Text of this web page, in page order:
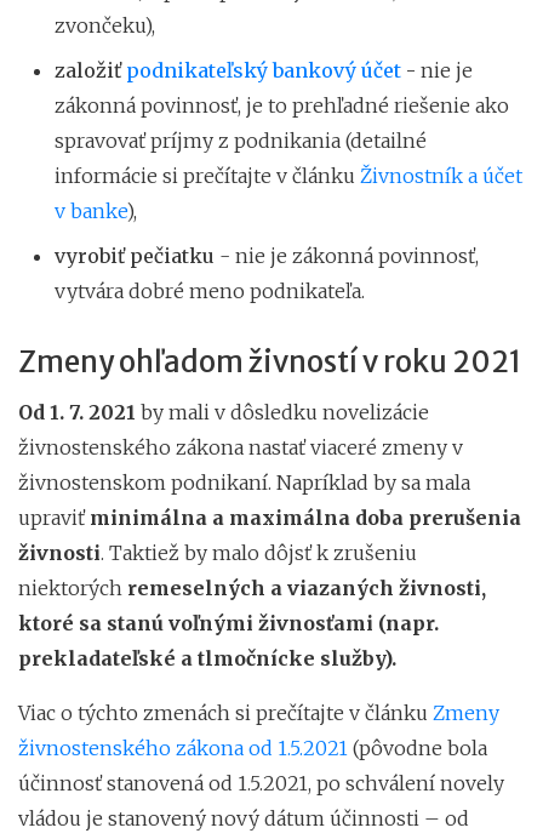
zvončeku),
založiť podnikateľský bankový účet - nie je
zákonná povinnosť, je to prehľadné riešenie ako
spravovať príjmy z podnikania (detailné
informácie si prečítajte v článku Živnostník a účet
v banke),
vyrobiť pečiatku - nie je zákonná povinnosť,
vytvára dobré meno podnikateľa.
Zmeny ohľadom živností v roku 2021
Od 1. 7. 2021 by mali v dôsledku novelizácie
živnostenského zákona nastať viaceré zmeny v
živnostenskom podnikaní. Napríklad by sa mala
upraviť minimálna a maximálna doba prerušenia
živnosti. Taktiež by malo dôjsť k zrušeniu
niektorých remeselných a viazaných živnosti,
ktoré sa stanú voľnými živnosťami (napr.
prekladateľské a tlmočnícke služby).
Viac o týchto zmenách si prečítajte v článku Zmeny
živnostenského zákona od 1.5.2021 (pôvodne bola
účinnosť stanovená od 1.5.2021, po schválení novely
vládou je stanovený nový dátum účinnosti – od